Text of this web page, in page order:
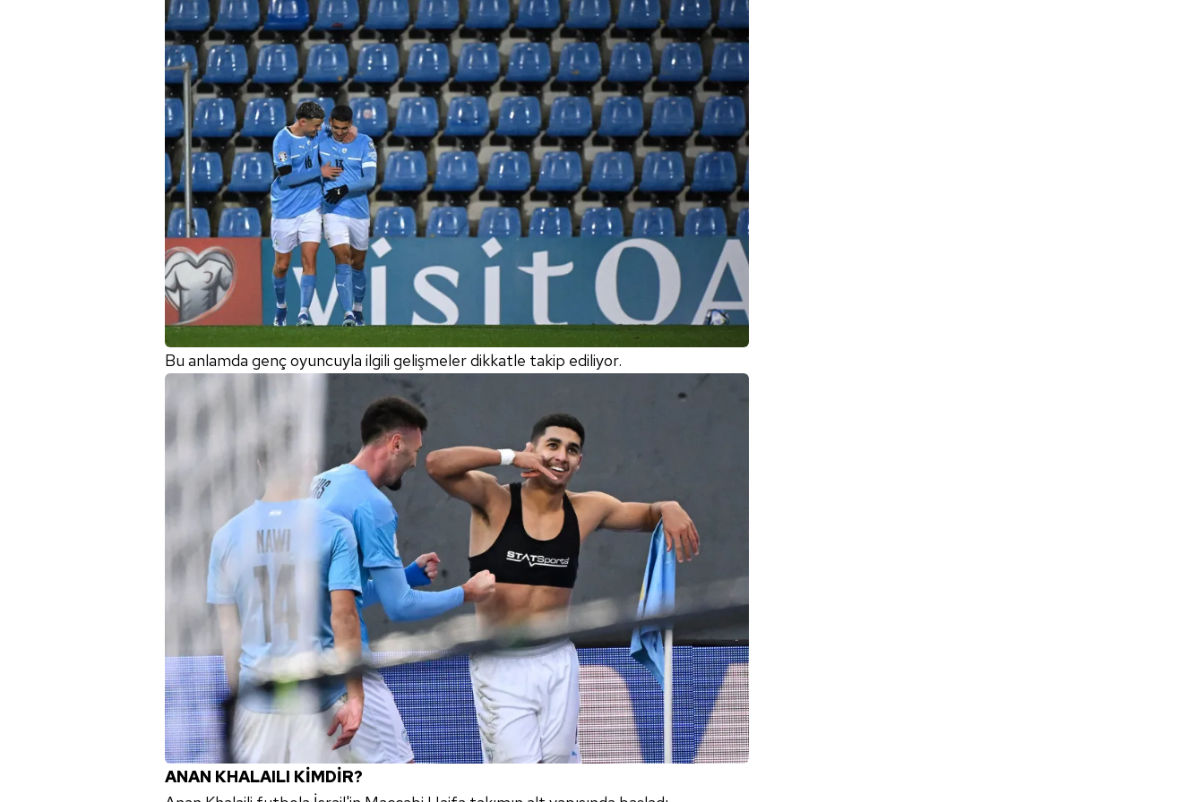
mevzuata uygun olarak kullanılan çerezlerle ilgili bilgi almak için lütfen tıklayınız .
Bu anlamda genç oyuncuyla ilgili gelişmeler dikkatle takip ediliyor.
ANAN KHALAILI KİMDİR?